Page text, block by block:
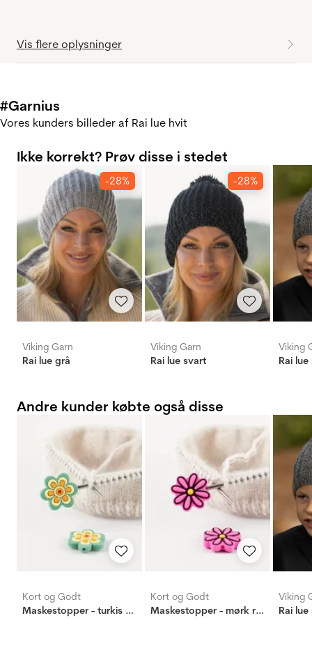
Vis flere oplysninger
#Garnius
Vores kunders billeder af Rai lue hvit
Ikke korrekt? Prøv disse i stedet
-28%
Viking Garn
Rai lue grå
-28%
Viking Garn
Rai lue svart
Viking
Rai
Andre kunder købte også disse
Kort og Godt
Maskestopper - turkis blomst
Kort og Godt
Maskestopper - mørk rosa blomst
Viking
Rai